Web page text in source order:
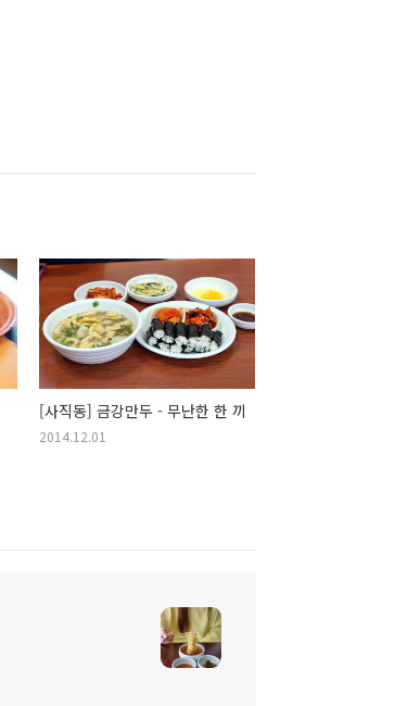
[사직동] 금강만두 - 무난한 한 끼
2014.12.01